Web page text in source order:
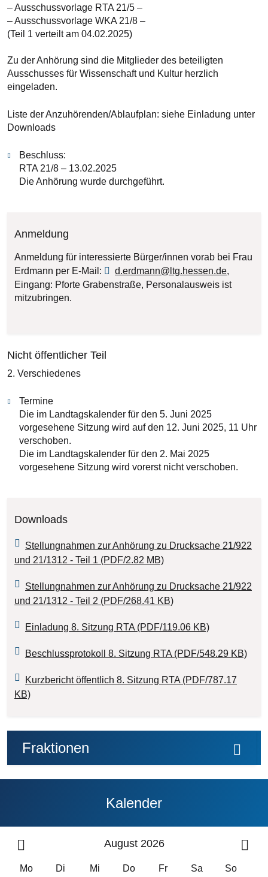
– Ausschussvorlage RTA 21/5 –
– Ausschussvorlage WKA 21/8 –
(Teil 1 verteilt am 04.02.2025)
Zu der Anhörung sind die Mitglieder des beteiligten
Ausschusses für Wissenschaft und Kultur herzlich
eingeladen.
Liste der Anzuhörenden/Ablaufplan: siehe Einladung unter
Downloads
Beschluss:
RTA 21/8 – 13.02.2025
Die Anhörung wurde durchgeführt.
Anmeldung
Anmeldung für interessierte Bürger/innen vorab bei Frau
Erdmann per E-Mail:
d.erdmann@ltg.hessen.de,
Eingang: Pforte Grabenstraße, Personalausweis ist
mitzubringen.
Nicht öffentlicher Teil
2. Verschiedenes
Termine
Die im Landtagskalender für den 5. Juni 2025
vorgesehene Sitzung wird auf den 12. Juni 2025, 11 Uhr
verschoben.
Die im Landtagskalender für den 2. Mai 2025
vorgesehene Sitzung wird vorerst nicht verschoben.
Downloads
Stellungnahmen zur Anhörung zu Drucksache 21/922
und 21/1312 - Teil 1 (PDF/2.82 MB)
Stellungnahmen zur Anhörung zu Drucksache 21/922
und 21/1312 - Teil 2 (PDF/268.41 KB)
Einladung 8. Sitzung RTA (PDF/119.06 KB)
Beschlussprotokoll 8. Sitzung RTA (PDF/548.29 KB)
Kurzbericht öffentlich 8. Sitzung RTA (PDF/787.17
KB)
Fraktionen
Kalender
August 2026
Mo Di Mi Do Fr Sa So